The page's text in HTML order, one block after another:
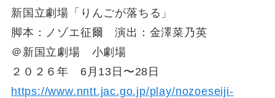
新国立劇場「りんごが落ちる」
脚本：ノゾエ征爾 演出：金澤菜乃英
＠新国立劇場 小劇場
２０２６年 6月13日〜28日
https://www.nntt.jac.go.jp/play/nozoeseiji-